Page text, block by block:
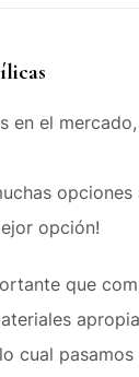
en el
opción!
que
cual